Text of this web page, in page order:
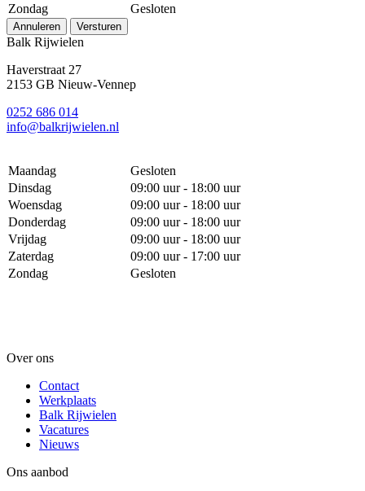
Zondag
Gesloten
Annuleren Versturen
Balk Rijwielen
Haverstraat 27
2153 GB Nieuw-Vennep
0252 686 014
info@balkrijwielen.nl
Maandag
Gesloten
Dinsdag
09:00 uur - 18:00 uur
Woensdag
09:00 uur - 18:00 uur
Donderdag
09:00 uur - 18:00 uur
Vrijdag
09:00 uur - 18:00 uur
Zaterdag
09:00 uur - 17:00 uur
Zondag
Gesloten
Over ons
Contact
Werkplaats
Balk Rijwielen
Vacatures
Nieuws
Ons aanbod